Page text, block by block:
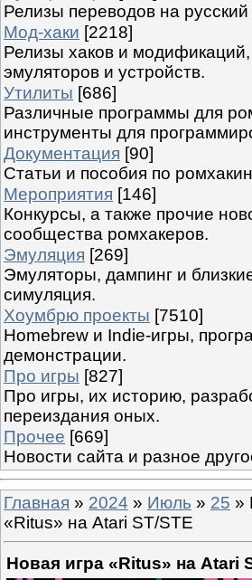
Релизы переводов на русский
Мод-хаки [2218]
Релизы хаков и модификаций,
эмуляторов и устройств.
Утилиты [686]
Различные программы для
инструменты для
Документация [90]
Статьи и пособия по
Мероприятия [146]
Конкурсы, а также прочие
сообщества ромхакеров.
Эмуляция [269]
Эмуляторы, дампинг и
симуляция.
Хоумбрю проекты [7510]
Homebrew и Indie-игры,
демонстрации.
Про игры [827]
Про игры, их историю,
переиздания оных.
Прочее [669]
Новости сайта и разное
Главная » 2024 » Июль » 25 »
«Ritus» на Atari ST/STE
Новая игра «Ritus» на Atari